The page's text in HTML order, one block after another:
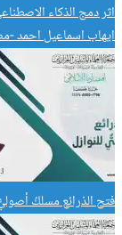
اثر دمج الذكاء
ايهاب اسماعيل احمد -
فتح الذرائع مسلكُ